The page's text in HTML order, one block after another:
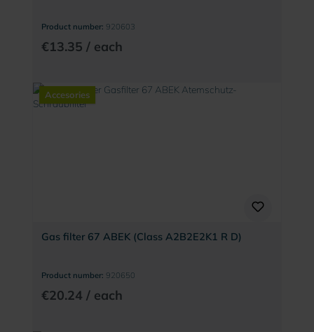
Product number: 920603
€13.35 / each
Accesories
Gas filter 67 ABEK (Class A2B2E2K1 R D)
Product number: 920650
€20.24 / each